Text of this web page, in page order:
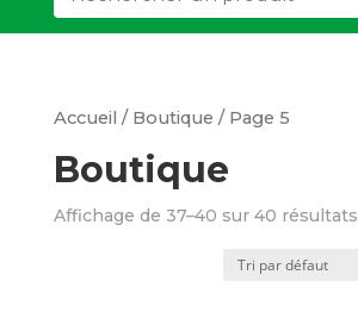
Accueil / Boutique / Page 5
Boutique
Affichage de 37–40 sur 40 résultats